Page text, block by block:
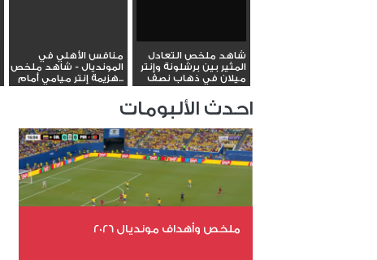
شاهد ملخص التعادل
المثير بين برشلونة وإنتر
ميلان في ذهاب نصف
منافس الأهلي في
المونديال - شاهد ملخص
هزيمة إنتر ميامي أمام...
احدث الألبومات
ملخص وأهداف مونديال 2026